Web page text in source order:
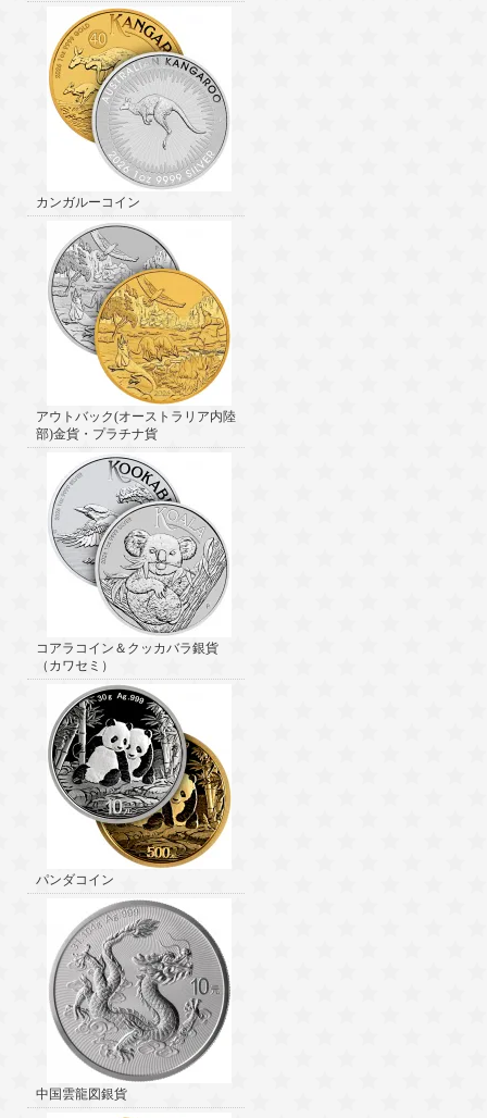
カンガルーコイン
アウトバック(オーストラリア内陸
部)金貨・プラチナ貨
コアラコイン＆クッカバラ銀貨
（カワセミ）
パンダコイン
中国雲龍図銀貨